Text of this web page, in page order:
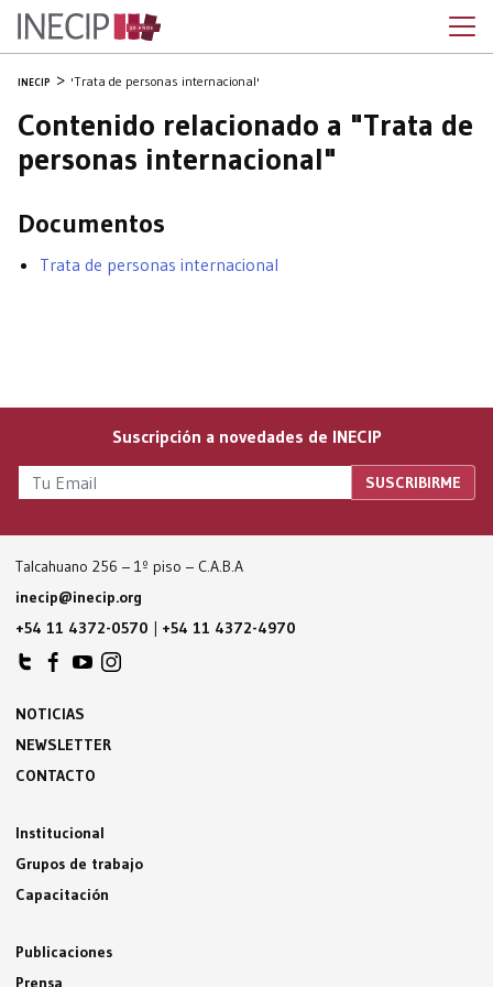
INECIP 'Trata de personas internacional'
Contenido relacionado a "Trata de
personas internacional"
Documentos
Trata de personas internacional
Suscripción a novedades de INECIP
Talcahuano 256 – 1º piso – C.A.B.A
inecip@inecip.org
+54 11 4372-0570 | +54 11 4372-4970
NOTICIAS
NEWSLETTER
CONTACTO
Institucional
Grupos de trabajo
Capacitación
Publicaciones
Prensa